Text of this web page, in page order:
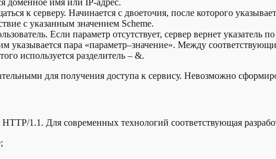
доменное имя или IP-адрес.
к серверу. Начинается с двоеточия, после которого
с указанным значением Scheme.
Если параметр отсутствует, сервер вернет указатель
пара «параметр–значение». Между
используется разделитель – &.
для получения доступа к сервису. Невозможно
1.1. Для современных технологий соответствующая